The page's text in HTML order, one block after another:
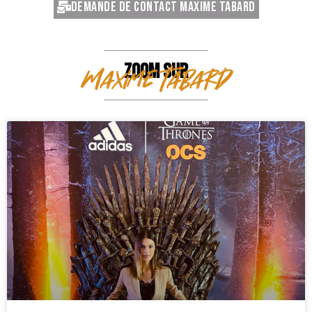
Demande de contact Maxime Tabard
ZOOM SUR
Maxime Tabard